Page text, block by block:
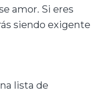
amor. Si eres
siendo exigente
lista de